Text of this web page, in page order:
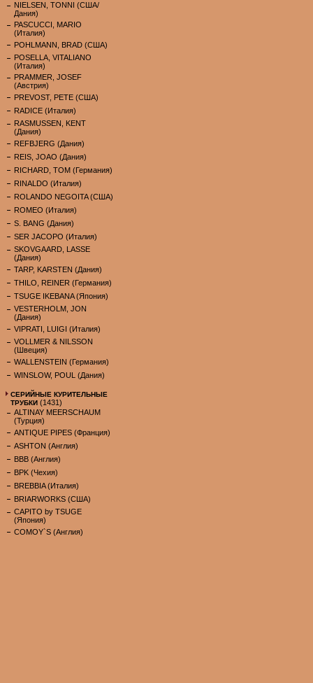
NIELSEN, TONNI (США/
Дания)
PASCUCCI, MARIO
(Италия)
POHLMANN, BRAD (США)
POSELLA, VITALIANO
(Италия)
PRAMMER, JOSEF
(Австрия)
PREVOST, PETE (США)
RADICE (Италия)
RASMUSSEN, KENT
(Дания)
REFBJERG (Дания)
REIS, JOAO (Дания)
RICHARD, TOM (Германия)
RINALDO (Италия)
ROLANDO NEGOITA (США)
ROMEO (Италия)
S. BANG (Дания)
SER JACOPO (Италия)
SKOVGAARD, LASSE
(Дания)
TARP, KARSTEN (Дания)
THILO, REINER (Германия)
TSUGE IKEBANA (Япония)
VESTERHOLM, JON
(Дания)
VIPRATI, LUIGI (Италия)
VOLLMER & NILSSON
(Швеция)
WALLENSTEIN (Германия)
WINSLOW, POUL (Дания)
СЕРИЙНЫЕ КУРИТЕЛЬНЫЕ
ТРУБКИ (1431)
ALTINAY MEERSCHAUM
(Турция)
ANTIQUE PIPES (Франция)
ASHTON (Англия)
BBB (Англия)
BPK (Чехия)
BREBBIA (Италия)
BRIARWORKS (США)
CAPITO by TSUGE
(Япония)
COMOY`S (Англия)